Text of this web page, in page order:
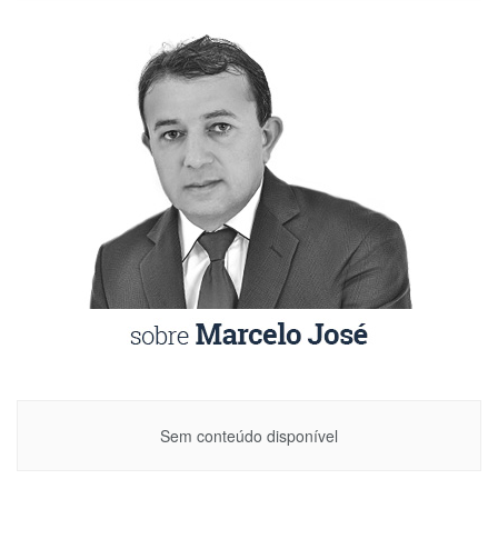
Sem conteúdo disponível